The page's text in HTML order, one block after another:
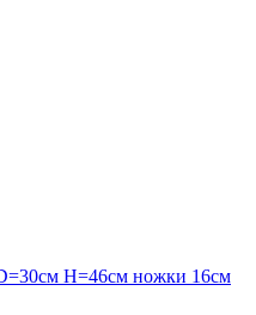
H=46см ножки 16см